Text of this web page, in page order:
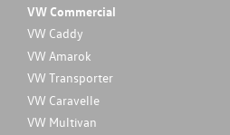
VW Commercial
VW Caddy
VW Amarok
VW Transporter
VW Caravelle
VW Multivan